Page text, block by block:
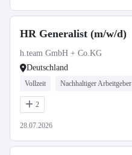
HR Generalist (m/w/d)
h.team GmbH + Co.KG
Deutschland
Vollzeit Nachhaltiger Arbeitgeber
2
28.07.2026